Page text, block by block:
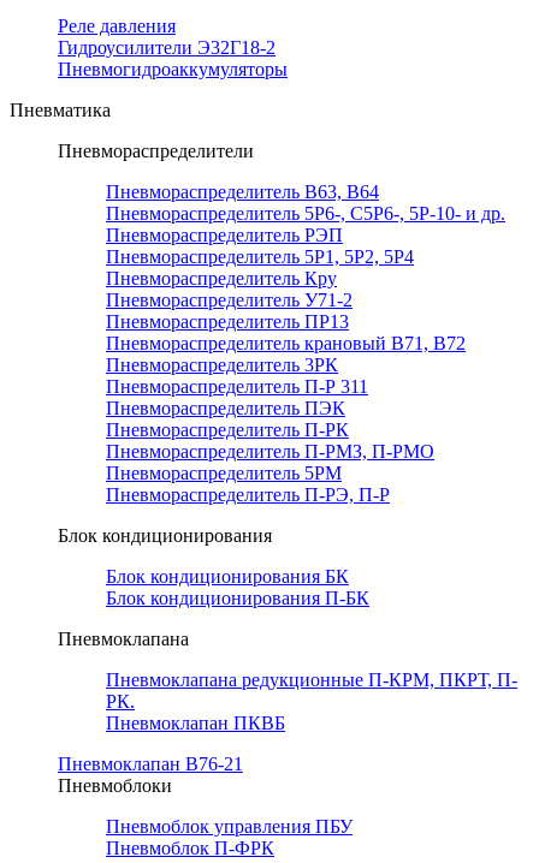
Реле давления
Гидроусилители Э32Г18-2
Пневмогидроаккумуляторы
Пневматика
Пневмораспределители
Пневмораспределитель В63, В64
Пневмораспределитель 5Р6-, С5Р6-, 5Р-10- и др.
Пневмораспределитель РЭП
Пневмораспределитель 5Р1, 5Р2, 5Р4
Пневмораспределитель Кру
Пневмораспределитель У71-2
Пневмораспределитель ПР13
Пневмораспределитель крановый В71, В72
Пневмораспределитель 3РК
Пневмораспределитель П-Р 311
Пневмораспределитель ПЭК
Пневмораспределитель П-РК
Пневмораспределитель П-РМЗ, П-РМО
Пневмораспределитель 5РМ
Пневмораспределитель П-РЭ, П-Р
Блок кондиционирования
Блок кондиционирования БК
Блок кондиционирования П-БК
Пневмоклапана
Пневмоклапана редукционные П-КРМ, ПКРТ, П-
РК.
Пневмоклапан ПКВБ
Пневмоклапан В76-21
Пневмоблоки
Пневмоблок управления ПБУ
Пневмоблок П-ФРК